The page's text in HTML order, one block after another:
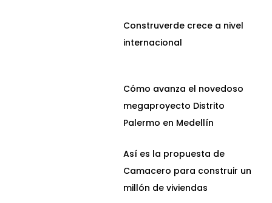
Construverde crece a nivel
internacional
Cómo avanza el novedoso
megaproyecto Distrito
Palermo en Medellín
Así es la propuesta de
Camacero para construir un
millón de viviendas